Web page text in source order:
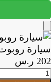
بريموت
كنترول
Add
to
Cart
سيارة
202 ر.س
كمية